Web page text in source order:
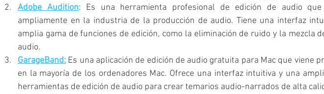
Adobe Audition: Es una herramienta profesional de edición de audio
ampliamente en la industria de la producción de audio. Tiene una interfaz
amplia gama de funciones de edición, como la eliminación de ruido y la mezcla
audio.
GarageBand: Es una aplicación de edición de audio gratuita para Mac que viene
en la mayoría de los ordenadores Mac. Ofrece una interfaz intuitiva y una
herramientas de edición de audio para crear temarios audio-narrados de alta